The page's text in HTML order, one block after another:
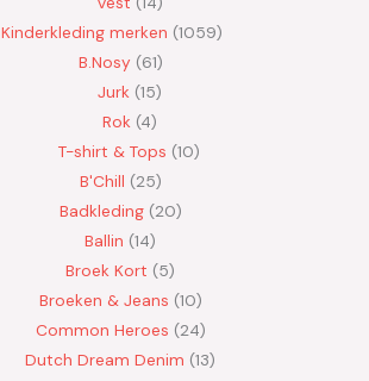
Kinderkleding merken 1059
B.Nosy 61
Jurk 15
Rok 4
T-shirt & Tops 10
B'Chill 25
Badkleding 20
Ballin 14
Broek Kort 5
Broeken & Jeans 10
Common Heroes 24
Dutch Dream Denim 13